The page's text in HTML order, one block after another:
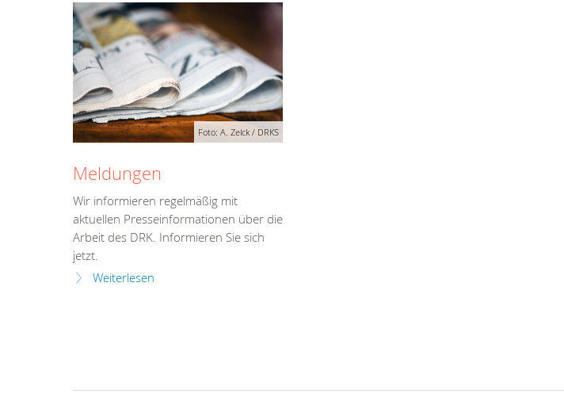
Foto: A. Zelck / DRKS
Meldungen
Wir informieren regelmäßig mit
aktuellen Presseinformationen über die
Arbeit des DRK. Informieren Sie sich
jetzt.
Weiterlesen